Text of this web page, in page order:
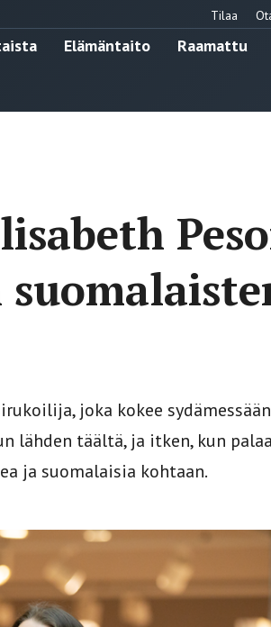
Tilaa
Elämäntaito Raamattu
joka kokee
lähden täältä, ja itken, kun
ja suomalaisia kohtaan.